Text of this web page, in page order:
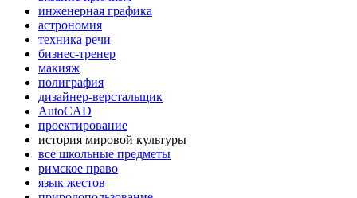
инженерная графика
астрономия
техника речи
бизнес-тренер
макияж
полиграфия
дизайнер-верстальщик
AutoCAD
проектирование
история мировой культуры
все школьные предметы
римское право
язык жестов